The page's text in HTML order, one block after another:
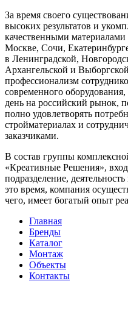
За время своего
высоких результатов и
качественными
Москве, Сочи,
в Ленинградской,
Архангельской и
профессионализм
современного
день на российский рынок,
полно удовлетворять
стройматериалах и
заказчиками.
В состав группы
«Креативные Решения»,
подразделение,
это время, компания
чего, имеет богатый опыт
Главная
Бренды
Каталог
Монтаж
Объекты
Контакты